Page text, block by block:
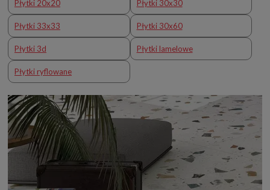
Płytki 20x20 Płytki 30x30
Płytki 33x33 Płytki 30x60
Płytki 3d Płytki lamelowe
Płytki ryflowane